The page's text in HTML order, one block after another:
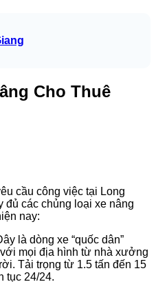
Cho Thuê
cầu công việc tại Long
đủ các chủng loại xe nâng
nay:
là dòng xe “quốc dân”
mọi địa hình từ nhà xưởng
Tải trọng từ 1.5 tấn đến 15
tục 24/24.